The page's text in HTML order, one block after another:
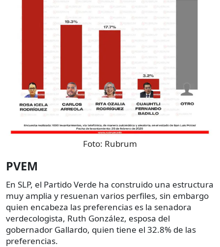
Foto: Rubrum
PVEM
En SLP, el Partido Verde ha construido una estructura
muy amplia y resuenan varios perfiles, sin embargo
quien encabeza las preferencias es la senadora
verdecologista, Ruth González, esposa del
gobernador Gallardo, quien tiene el 32.8% de las
preferencias.